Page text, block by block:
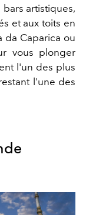
artistiques,
et aux toits en
da Caparica ou
vous plonger
l'un des plus
l'une des